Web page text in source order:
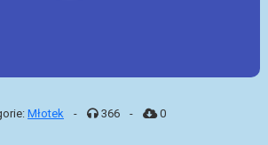
Młotek - 366 - 0